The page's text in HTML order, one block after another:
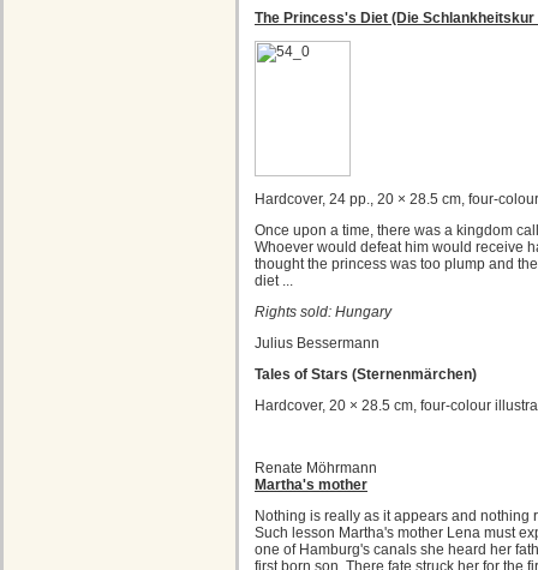
The Princess's Diet (Die
Hardcover, 24 pp., 20 × 28.5 cm, four-
Once upon a time, there was a kingdom
Whoever would defeat him would receive
thought the princess was too plump and
diet ...
Rights sold: Hungary
Julius Bessermann
Tales of Stars (Sternenmärchen)
Hardcover, 20 × 28.5 cm, four-colour
Renate Möhrmann
Martha's mother
Nothing is really as it appears and nothing
Such lesson Martha's mother Lena must
one of Hamburg's canals she heard her
first born son. There fate struck her for the